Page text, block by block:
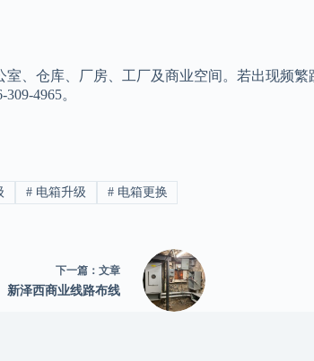
室、仓库、厂房、工厂及商业空间。若出现频
4965。
#电箱升级 #电箱更换
下一篇： 文章
新泽西商业线路布线